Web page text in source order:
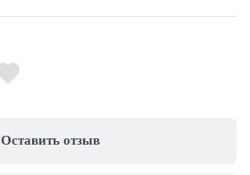
Оставить отзыв